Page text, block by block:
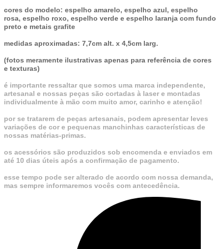
cores do modelo: espelho amarelo, espelho azul, espelho
rosa, espelho roxo, espelho verde e espelho laranja com fundo
preto e metais grafite
medidas aproximadas: 7,7cm alt. x 4,5cm larg.
(fotos meramente ilustrativas apenas para referência de cores
e texturas)
é importante ressaltar que somos uma marca independente,
artesanal e nossas peças são cortadas à laser e montadas
individualmente à mão com muito amor, carinho e atenção!
por se tratarem de peças artesanais, podem apresentar leves
variações de cor e pequenas manchinhas características de
nossas matérias-primas.
os acessórios são produzidos sob encomenda e enviados em
até 10 dias úteis após a confirmação de pagamento.
esse tempo pode ser alterado de acordo com nossa demanda,
mas sempre informaremos vocês com antecedência.